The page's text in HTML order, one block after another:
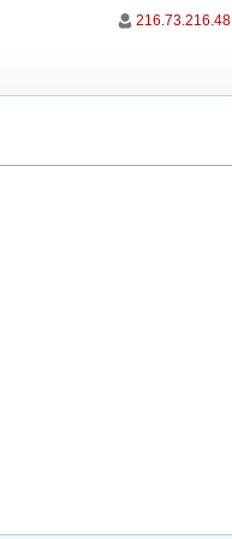
216.73.216.48